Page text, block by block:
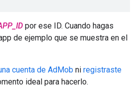
por ese ID. Cuando hagas
de ejemplo que se muestra en el
cuenta de AdMob ni registraste
ideal para hacerlo.